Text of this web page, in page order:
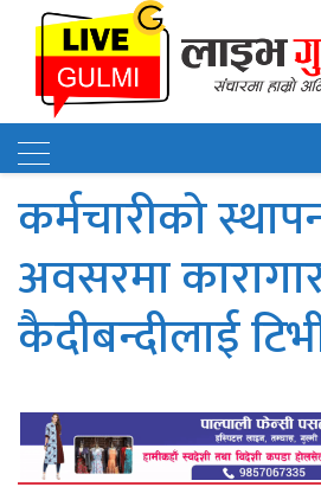
कर्मचारीको
अवसरमा
कैदीबन्दीलाई